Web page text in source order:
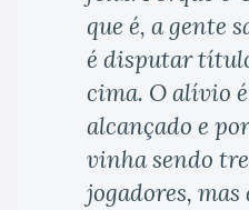
que é, a gente
é disputar
cima. O alívio
alcançado e
vinha sendo
jogadores, mas